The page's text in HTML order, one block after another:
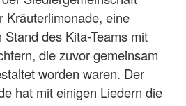
Kräuterlimonade, eine
des Kita-Teams mit
die zuvor gemeinsam
worden waren. Der
hat mit einigen Liedern die